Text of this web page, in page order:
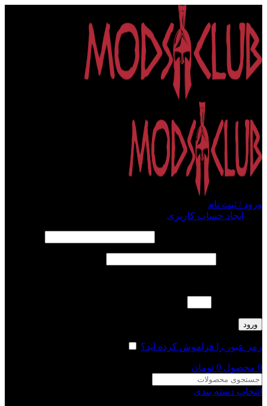
ورود / ثبت نام
ایجاد حساب کاربری
ورود
رمز عبور را فراموش کرده اید؟
0 محصول 0 تومان
انتخاب دسته بندی